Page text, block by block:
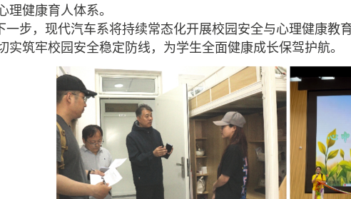
理健康育人体系。
下一步，现代汽车系将持续常态化开展校园安全与心理健康教
实筑牢校园安全稳定防线，为学生全面健康成长保驾护航。